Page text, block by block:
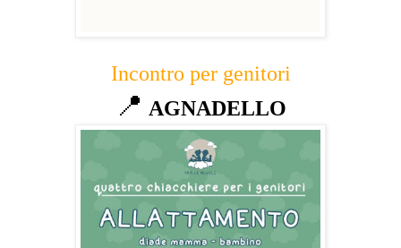
Incontro per genitori
📍 AGNADELLO